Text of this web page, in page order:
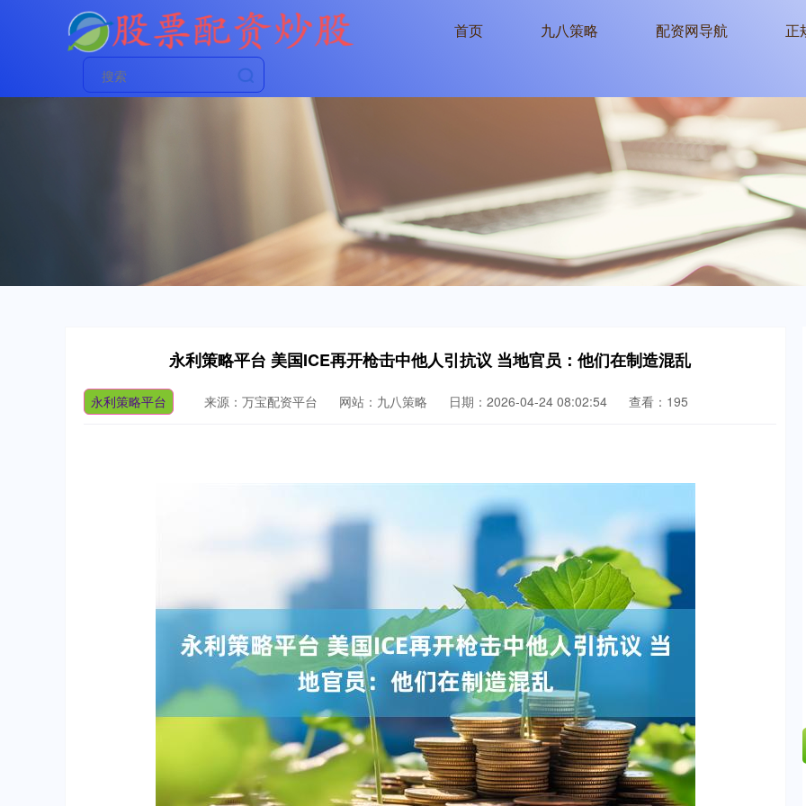
首页 九八策略 配资网导航 正
永利策略平台 美国ICE再开枪击中他人引抗议 当地官员：他们在制造混乱
永利策略平台 来源：万宝配资平台 网站：九八策略 日期：2026-04-24 08:02:54 查看：195